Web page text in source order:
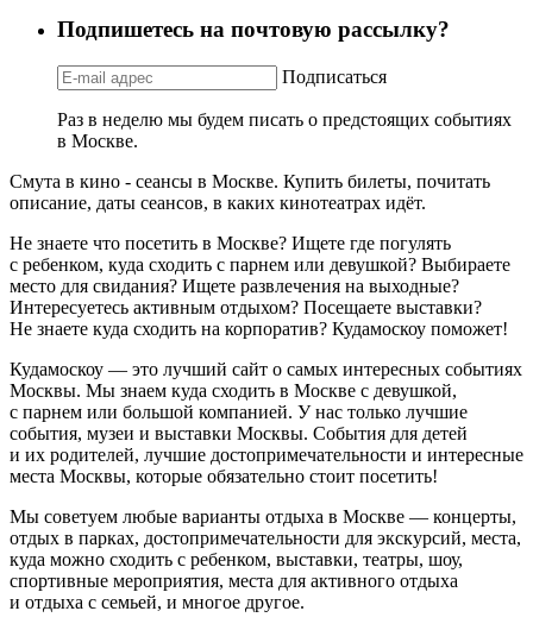
Подпишетесь на почтовую рассылку?
Подписаться
Раз в неделю мы будем писать о предстоящих событиях
в Москве.
Смута в кино - сеансы в Москве. Купить билеты, почитать
описание, даты сеансов, в каких кинотеатрах идёт.
Не знаете что посетить в Москве? Ищете где погулять
с ребенком, куда сходить с парнем или девушкой? Выбираете
место для свидания? Ищете развлечения на выходные?
Интересуетесь активным отдыхом? Посещаете выставки?
Не знаете куда сходить на корпоратив? Кудамоскоу поможет!
Кудамоскоу — это лучший сайт о самых интересных событиях
Москвы. Мы знаем куда сходить в Москве с девушкой,
с парнем или большой компанией. У нас только лучшие
события, музеи и выставки Москвы. События для детей
и их родителей, лучшие достопримечательности и интересные
места Москвы, которые обязательно стоит посетить!
Мы советуем любые варианты отдыха в Москве — концерты,
отдых в парках, достопримечательности для экскурсий, места,
куда можно сходить с ребенком, выставки, театры, шоу,
спортивные мероприятия, места для активного отдыха
и отдыха с семьей, и многое другое.